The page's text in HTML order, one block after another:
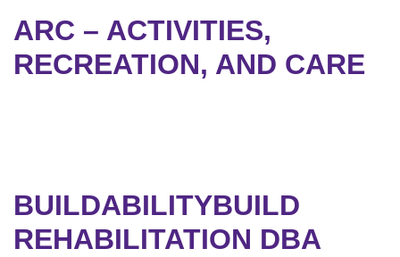
ARC – ACTIVITIES,
RECREATION, AND CARE
BUILDABILITYBUILD
REHABILITATION DBA